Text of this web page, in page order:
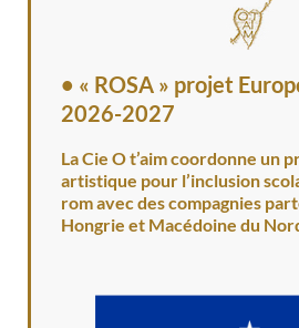
• « ROSA » projet
2026-2027
La Cie O t’aim coordonne un
artistique pour l’inclusion
rom avec des compagnies
Hongrie et Macédoine du